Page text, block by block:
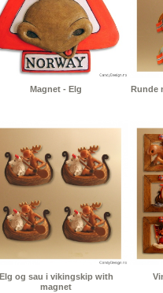
Magnet - Elg Runde
Elg og sau i vikingskip with
magnet